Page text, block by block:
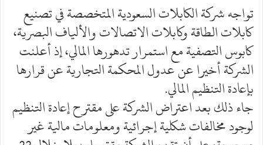
تواجه شركة الكابلات السعودية المتخصصة في تصنيع
كابلات الطاقة وكابلات الاتصالات والألياف البصرية،
كابوس التصفية مع استمرار تدهورها المالي، إذ أعلنت
الشركة أخيرا عن عدول المحكمة التجارية عن قرارها
بإعادة التنظيم المالي.
جاء ذلك بعد اعتراض الشركة على مقترح إعادة التنظيم
لوجود مخالفات شكلية إجرائية ومعلومات مالية غير